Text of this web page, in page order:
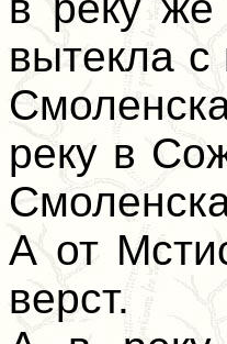
вытекла
реку в
А от
верст.